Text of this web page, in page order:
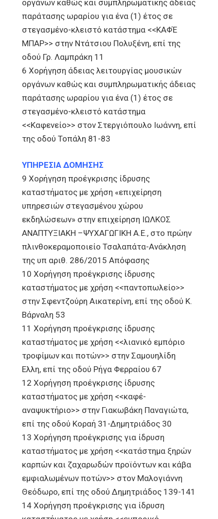
οργάνων καθώς και συμπληρωματικής άδειας
παράτασης ωραρίου για ένα (1) έτος σε
στεγασμένο-κλειστό κατάστημα <<ΚΑΦΈ
ΜΠΑΡ>> στην Ντάτσιου Πολυξένη, επί της
οδού Γρ. Λαμπράκη 11
6 Χορήγηση άδειας λειτουργίας μουσικών
οργάνων καθώς και συμπληρωματικής άδειας
παράτασης ωραρίου για ένα (1) έτος σε
στεγασμένο-κλειστό κατάστημα
<<Καφενείο>> στον Στεργιόπουλο Ιωάννη, επί
της οδού Τοπάλη 81-83
ΥΠΗΡΕΣΙΑ ΔΟΜΗΣΗΣ
9 Χορήγηση προέγκρισης ίδρυσης
καταστήματος με χρήση «επιχείρηση
υπηρεσιών στεγασμένου χώρου
εκδηλώσεων» στην επιχείρηση IΩΛΚΟΣ
ΑΝΑΠΤΥΞΙΑΚΗ –ΨΥΧΑΓΩΓΙΚΗ Α.Ε., στο πρώην
πλινθοκεραμοποιείο Τσαλαπάτα-Ανάκληση
της υπ αριθ. 286/2015 Απόφασης
10 Χορήγηση προέγκρισης ίδρυσης
καταστήματος με χρήση <<παντοπωλείο>>
στην Σφεντζούρη Αικατερίνη, επί της οδού Κ.
Βάρναλη 53
11 Χορήγηση προέγκρισης ίδρυσης
καταστήματος με χρήση <<λιανικό εμπόριο
τροφίμων και ποτών>> στην Σαμουηλίδη
Ελλη, επί της οδού Ρήγα Φερραίου 67
12 Χορήγηση προέγκρισης ίδρυσης
καταστήματος με χρήση <<καφέ-
αναψυκτήριο>> στην Γιακωβάκη Παναγιώτα,
επί της οδού Κοραή 31-Δημητριάδος 30
13 Χορήγηση προέγκρισης για ίδρυση
καταστήματος με χρήση <<κατάστημα ξηρών
καρπών και ζαχαρωδών προϊόντων και κάβα
εμφιαλωμένων ποτών>> στον Μαλογιάννη
Θεόδωρο, επί της οδού Δημητριάδος 139-141
14 Χορήγηση προέγκρισης για ίδρυση